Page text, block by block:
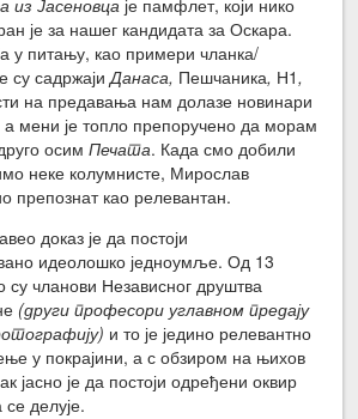
из Јасеновца је памфлет, који нико
је за нашег кандидата за Оскара.
у питању, као примери чланка/
су садржајиДанаса, Пешчаника, Н1,
на предавања нам долазе новинари
а мени је топло препоручено да морам
осимПечата. Када смо добили
неке колумнисте, Мирослав
препознат као релевантан.
доказ је да постоји
идеолошко једноумље. Од 13
чланови Независног друштва
(други професори углавном предају
и то је једино релевантно
у покрајини, а с обзиром на њихов
јасно је да постоји одређени оквир
делује.